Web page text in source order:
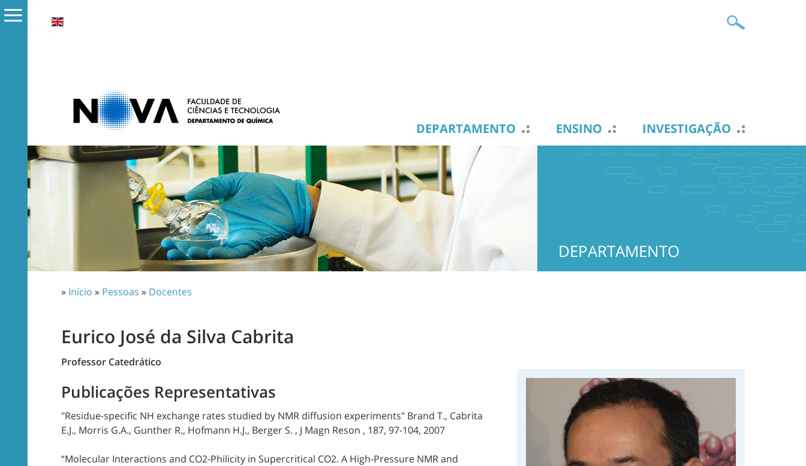
DEPARTAMENTO ENSINO INVESTIGAÇÃO
DEPARTAMENTO
» Início » Pessoas » Docentes
Eurico José da Silva Cabrita
Professor Catedrático
Publicações Representativas
"Residue-specific NH exchange rates studied by NMR diffusion experiments" Brand T., Cabrita
E.J., Morris G.A., Gunther R., Hofmann H.J., Berger S. , J Magn Reson , 187, 97-104, 2007
“Molecular Interactions and CO2-Philicity in Supercritical CO2. A High-Pressure NMR and